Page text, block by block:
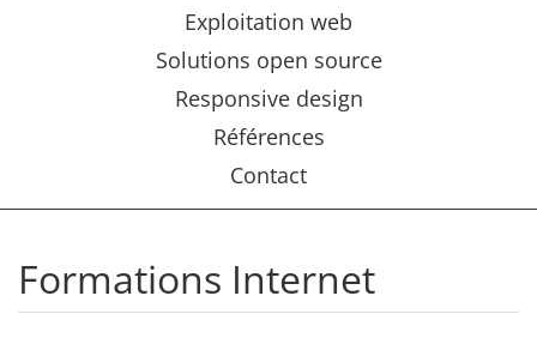
Exploitation web
Solutions open source
Responsive design
Références
Contact
Formations Internet